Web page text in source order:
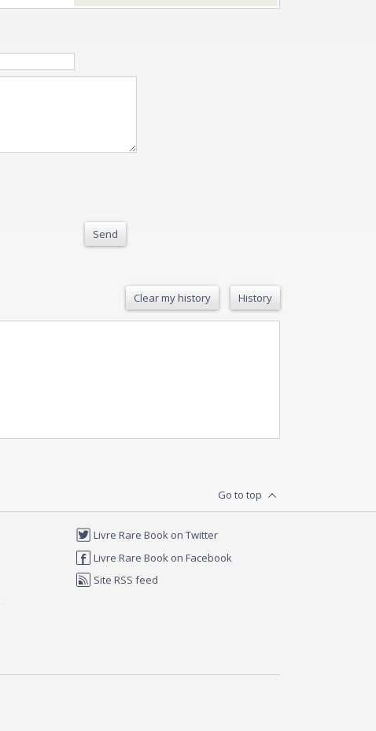
Send
Clear my history History
Go to top
Livre Rare Book on Twitter
Livre Rare Book on Facebook
Site RSS feed